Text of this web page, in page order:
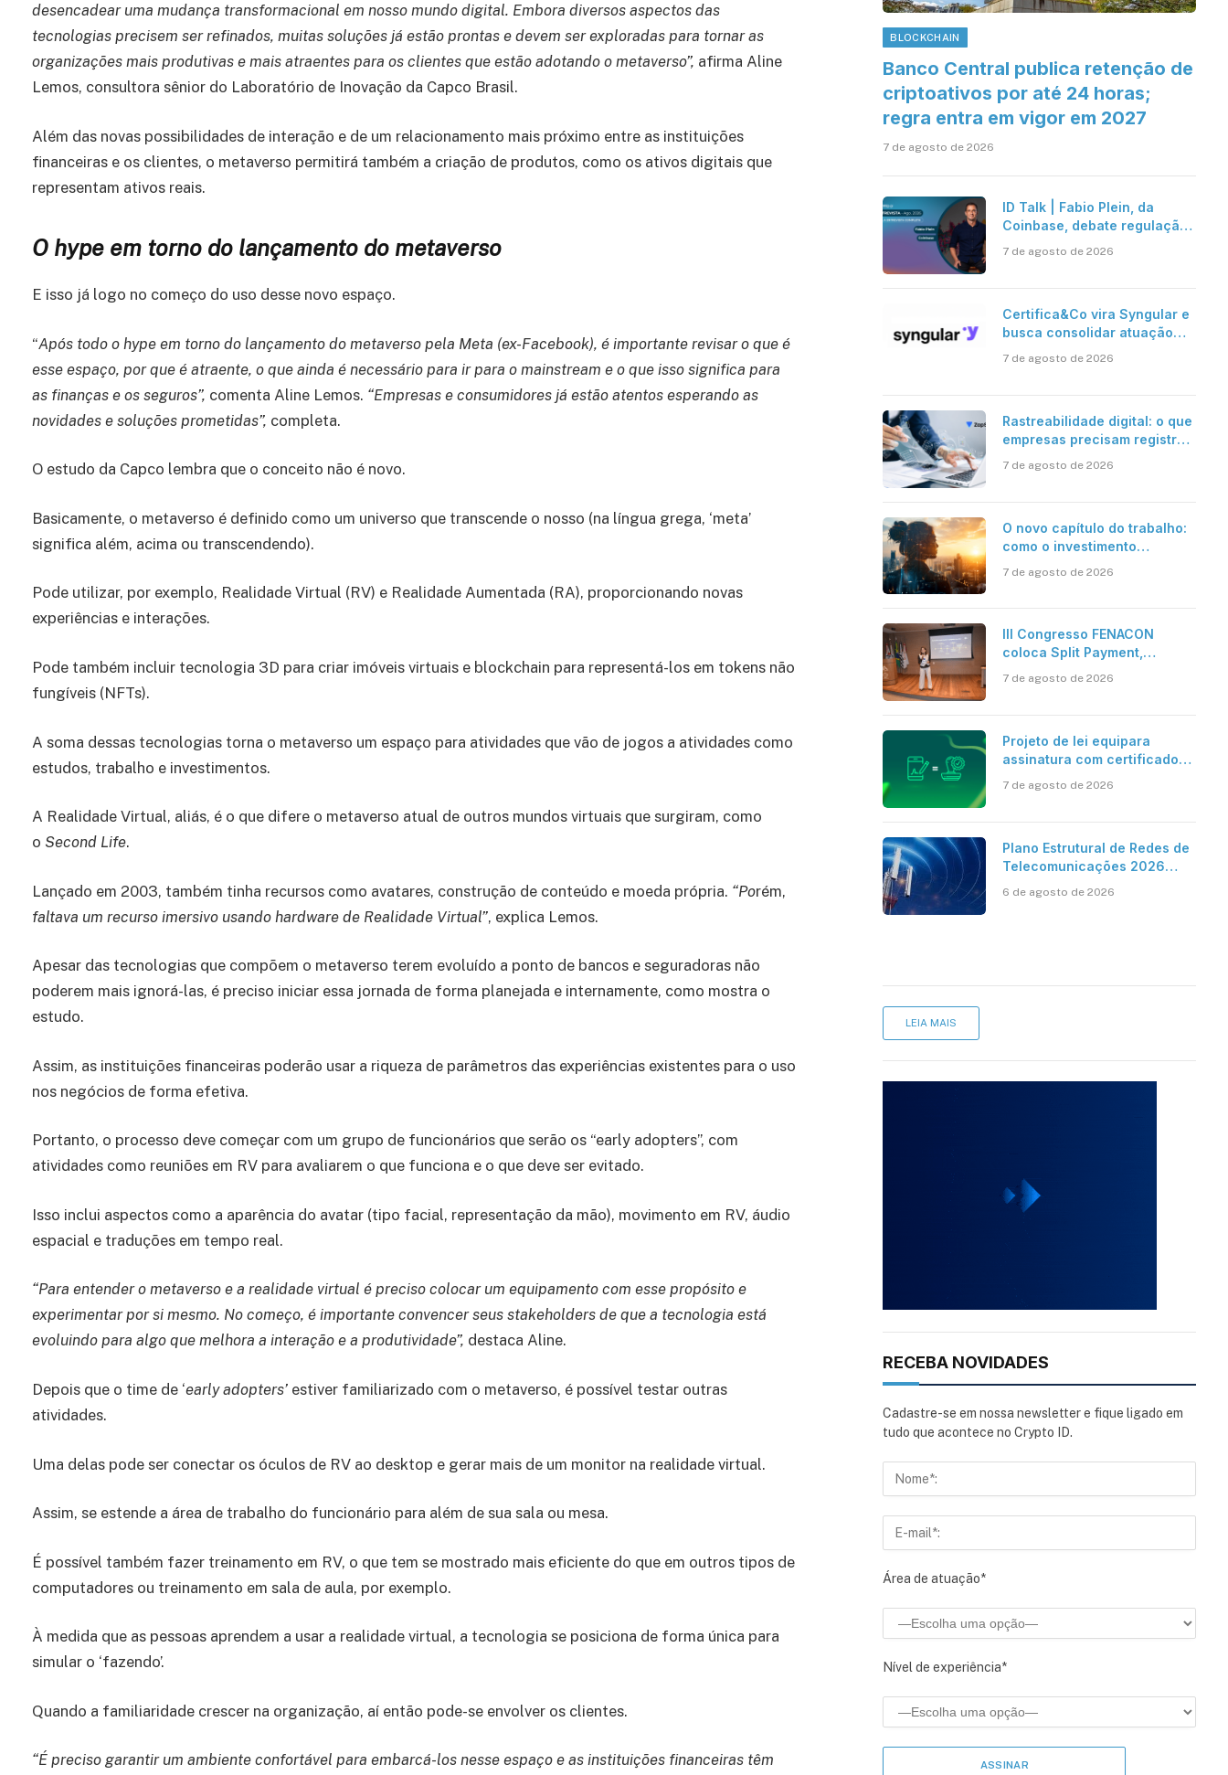
desencadear uma mudança transformacional em nosso mundo digital. Embora diversos aspectos das
tecnologias precisem ser refinados, muitas soluções já estão prontas e devem ser exploradas para tornar as
organizações mais produtivas e mais atraentes para os clientes que estão adotando o metaverso”, afirma Aline
Lemos, consultora sênior do Laboratório de Inovação da Capco Brasil.
Além das novas possibilidades de interação e de um relacionamento mais próximo entre as instituições
financeiras e os clientes, o metaverso permitirá também a criação de produtos, como os ativos digitais que
representam ativos reais.
O hype em torno do lançamento do metaverso
E isso já logo no começo do uso desse novo espaço.
“Após todo o hype em torno do lançamento do metaverso pela Meta (ex-Facebook), é importante revisar o que é
esse espaço, por que é atraente, o que ainda é necessário para ir para o mainstream e o que isso significa para
as finanças e os seguros”, comenta Aline Lemos. “Empresas e consumidores já estão atentos esperando as
novidades e soluções prometidas”, completa.
O estudo da Capco lembra que o conceito não é novo.
Basicamente, o metaverso é definido como um universo que transcende o nosso (na língua grega, ‘meta’
significa além, acima ou transcendendo).
Pode utilizar, por exemplo, Realidade Virtual (RV) e Realidade Aumentada (RA), proporcionando novas
experiências e interações.
Pode também incluir tecnologia 3D para criar imóveis virtuais e blockchain para representá-los em tokens não
fungíveis (NFTs).
A soma dessas tecnologias torna o metaverso um espaço para atividades que vão de jogos a atividades como
estudos, trabalho e investimentos.
A Realidade Virtual, aliás, é o que difere o metaverso atual de outros mundos virtuais que surgiram, como
o Second Life.
Lançado em 2003, também tinha recursos como avatares, construção de conteúdo e moeda própria. “Porém,
faltava um recurso imersivo usando hardware de Realidade Virtual”, explica Lemos.
Apesar das tecnologias que compõem o metaverso terem evoluído a ponto de bancos e seguradoras não
poderem mais ignorá-las, é preciso iniciar essa jornada de forma planejada e internamente, como mostra o
estudo.
Assim, as instituições financeiras poderão usar a riqueza de parâmetros das experiências existentes para o uso
nos negócios de forma efetiva.
Portanto, o processo deve começar com um grupo de funcionários que serão os “early adopters”, com
atividades como reuniões em RV para avaliarem o que funciona e o que deve ser evitado.
Isso inclui aspectos como a aparência do avatar (tipo facial, representação da mão), movimento em RV, áudio
espacial e traduções em tempo real.
“Para entender o metaverso e a realidade virtual é preciso colocar um equipamento com esse propósito e
experimentar por si mesmo. No começo, é importante convencer seus stakeholders de que a tecnologia está
evoluindo para algo que melhora a interação e a produtividade”, destaca Aline.
Depois que o time de ‘early adopters’ estiver familiarizado com o metaverso, é possível testar outras
atividades.
Uma delas pode ser conectar os óculos de RV ao desktop e gerar mais de um monitor na realidade virtual.
Assim, se estende a área de trabalho do funcionário para além de sua sala ou mesa.
É possível também fazer treinamento em RV, o que tem se mostrado mais eficiente do que em outros tipos de
computadores ou treinamento em sala de aula, por exemplo.
À medida que as pessoas aprendem a usar a realidade virtual, a tecnologia se posiciona de forma única para
simular o ‘fazendo’.
Quando a familiaridade crescer na organização, aí então pode-se envolver os clientes.
“É preciso garantir um ambiente confortável para embarcá-los nesse espaço e as instituições financeiras têm
BLOCKCHAIN
Banco Central publica retenção de
criptoativos por até 24 horas;
regra entra em vigor em 2027
7 de agosto de 2026
ID Talk | Fabio Plein, da
Coinbase, debate regulação,
7 de agosto de 2026
Certifica&Co vira Syngular e
busca consolidar atuação
7 de agosto de 2026
Rastreabilidade digital: o que
empresas precisam registrar
7 de agosto de 2026
O novo capítulo do trabalho:
como o investimento
científica revela a
7 de agosto de 2026
III Congresso FENACON
coloca Split Payment,
centro dos debates
7 de agosto de 2026
Projeto de lei equipara
assinatura com certificado
reconhecimento de firma em
7 de agosto de 2026
Plano Estrutural de Redes de
Telecomunicações 2026
móvel, mas mantém desafio
6 de agosto de 2026
LEIA MAIS
RECEBA NOVIDADES
Cadastre-se em nossa newsletter e fique ligado em
tudo que acontece no Crypto ID.
Área de atuação*
Nível de experiência*